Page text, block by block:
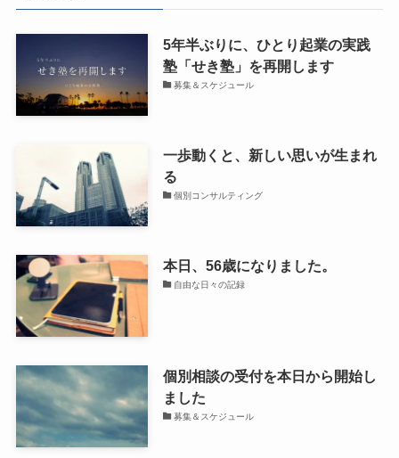
5年半ぶりに、ひとり起業の実践
塾「せき塾」を再開します
募集＆スケジュール
一歩動くと、新しい思いが生まれ
る
個別コンサルティング
本日、56歳になりました。
自由な日々の記録
個別相談の受付を本日から開始し
ました
募集＆スケジュール